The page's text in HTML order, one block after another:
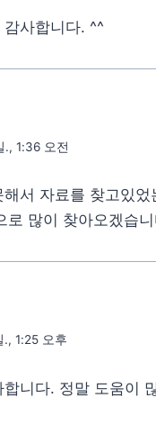
사합니다. ^^
1:36 오전
서 자료를 찾고있
로 많이 찾아오겠습
1:25 오후
니다. 정말 도움이